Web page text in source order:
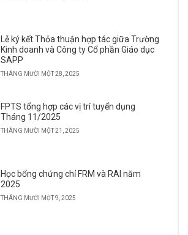
Lễ ký kết Thỏa thuận hợp tác giữa Trường
Kinh doanh và Công ty Cổ phần Giáo dục
SAPP
THÁNG MƯỜI MỘT 28, 2025
FPTS tổng hợp các vị trí tuyển dụng
Tháng 11/2025
THÁNG MƯỜI MỘT 21, 2025
Học bổng chứng chỉ FRM và RAI năm
2025
THÁNG MƯỜI MỘT 9, 2025